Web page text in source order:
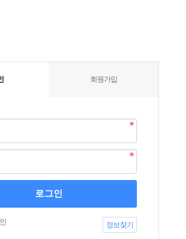
회원가입
로그인
정보찾기